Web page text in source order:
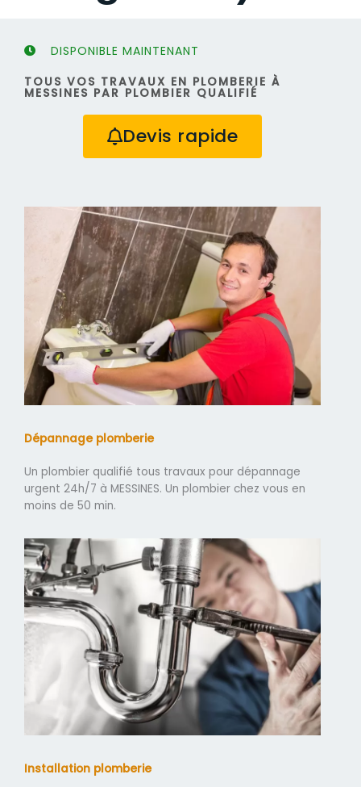
DISPONIBLE MAINTENANT
TOUS VOS TRAVAUX EN PLOMBERIE À
MESSINES PAR PLOMBIER QUALIFIÉ
Devis rapide
Dépannage plomberie
Un plombier qualifié tous travaux pour dépannage
urgent 24h/7 à MESSINES. Un plombier chez vous en
moins de 50 min.
Installation plomberie